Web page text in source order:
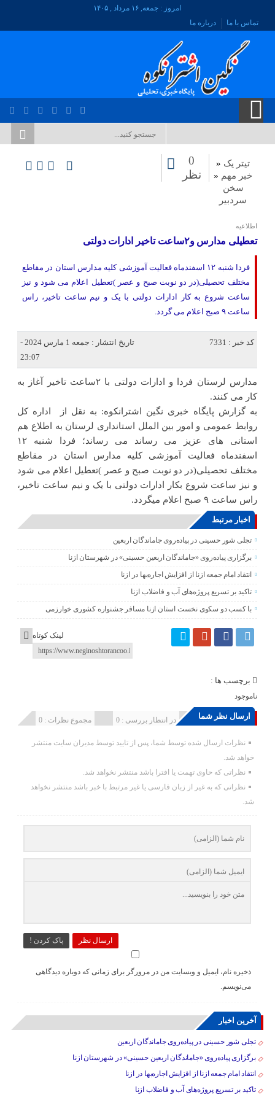
امروز : جمعه, ۱۶ مرداد , ۱۴۰۵
تماس با ما
درباره ما
تیتر یک «
خبر مهم «
سخن
سردبیر
0
نظر
اطلاعیه
تعطیلی مدارس و۲ساعت تاخیر ادارات دولتی
فردا شنبه ۱۲ اسفندماه فعالیت آموزشی کلیه مدارس استان در مقاطع
مختلف تحصیلی(در دو نوبت صبح و عصر )تعطیل اعلام می شود و نیز
ساعت شروع به کار ادارات دولتی با یک و نیم ساعت تاخیر، راس
ساعت ۹ صبح اعلام می گردد.
کد خبر : 7331
تاریخ انتشار : جمعه 1 مارس 2024 -
23:07
مدارس لرستان فردا و ادارات دولتی با ۲ساعت تاخیر آغاز به
کار می کنند.
به گزارش پایگاه خبری نگین اشترانکوه: به نقل از اداره کل
روابط عمومی و امور بین الملل استانداری لرستان به اطلاع هم
استانی های عزیز می رساند می رساند؛ فردا شنبه ۱۲
اسفندماه فعالیت آموزشی کلیه مدارس استان در مقاطع
مختلف تحصیلی(در دو نوبت صبح و عصر )تعطیل اعلام می شود
و نیز ساعت شروع بکار ادارات دولتی با یک و نیم ساعت تاخیر،
راس ساعت ۹ صبح اعلام میگردد.
اخبار مرتبط
تجلی شور حسینی در پیاده‌روی جاماندگان اربعین
برگزاری پیاده‌روی «جاماندگان اربعین حسینی» در شهرستان ازنا
انتقاد امام جمعه ازنا از افزایش اجاره‌بها در ازنا
تاکید بر تسریع پروژه‌های آب و فاضلاب ازنا
با کسب دو سکوی نخست استان ازنا مسافر جشنواره کشوری خوارزمی
لینک کوتاه
برچسب ها :
ناموجود
ارسال نظر شما مجموع نظرات : 0 در انتظار بررسی : 0 انتشار یافته : 0
نظرات ارسال شده توسط شما، پس از تایید توسط مدیران سایت منتشر
خواهد شد.
نظراتی که حاوی تهمت یا افترا باشد منتشر نخواهد شد.
نظراتی که به غیر از زبان فارسی یا غیر مرتبط با خبر باشد منتشر نخواهد
شد.
ارسال نظر پاک کردن !
ذخیره نام، ایمیل و وبسایت من در مرورگر برای زمانی که دوباره دیدگاهی
می‌نویسم.
آخرین اخبار
تجلی شور حسینی در پیاده‌روی جاماندگان اربعین
برگزاری پیاده‌روی «جاماندگان اربعین حسینی» در شهرستان ازنا
انتقاد امام جمعه ازنا از افزایش اجاره‌بها در ازنا
تاکید بر تسریع پروژه‌های آب و فاضلاب ازنا